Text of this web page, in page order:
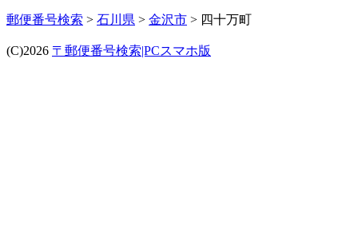
郵便番号検索 > 石川県 > 金沢市 > 四十万町
(C)2026 〒郵便番号検索|PCスマホ版